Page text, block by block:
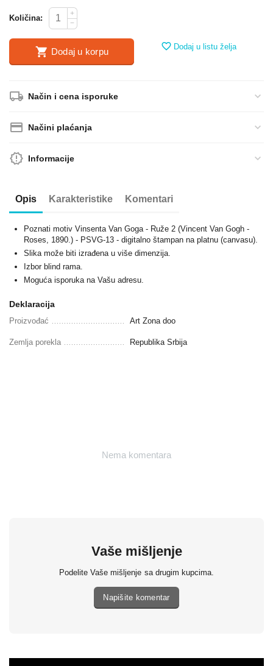
Količina:
+
−
Dodaj u korpu Dodaj u listu želja
Način i cena isporuke
Načini plaćanja
Informacije
Opis Karakteristike Komentari
Poznati motiv Vinsenta Van Goga - Ruže 2 (Vincent Van Gogh -
Roses, 1890.) - PSVG-13 - digitalno štampan na platnu (canvasu).
Slika može biti izrađena u više dimenzija.
Izbor blind rama.
Moguća isporuka na Vašu adresu.
Deklaracija
Proizvođać Art Zona doo
Zemlja porekla Republika Srbija
Nema komentara
Vaše mišljenje
Podelite Vaše mišljenje sa drugim kupcima.
Napišite komentar